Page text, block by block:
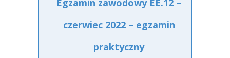
Egzamin zawodowy EE.12 –
czerwiec 2022 – egzamin
praktyczny